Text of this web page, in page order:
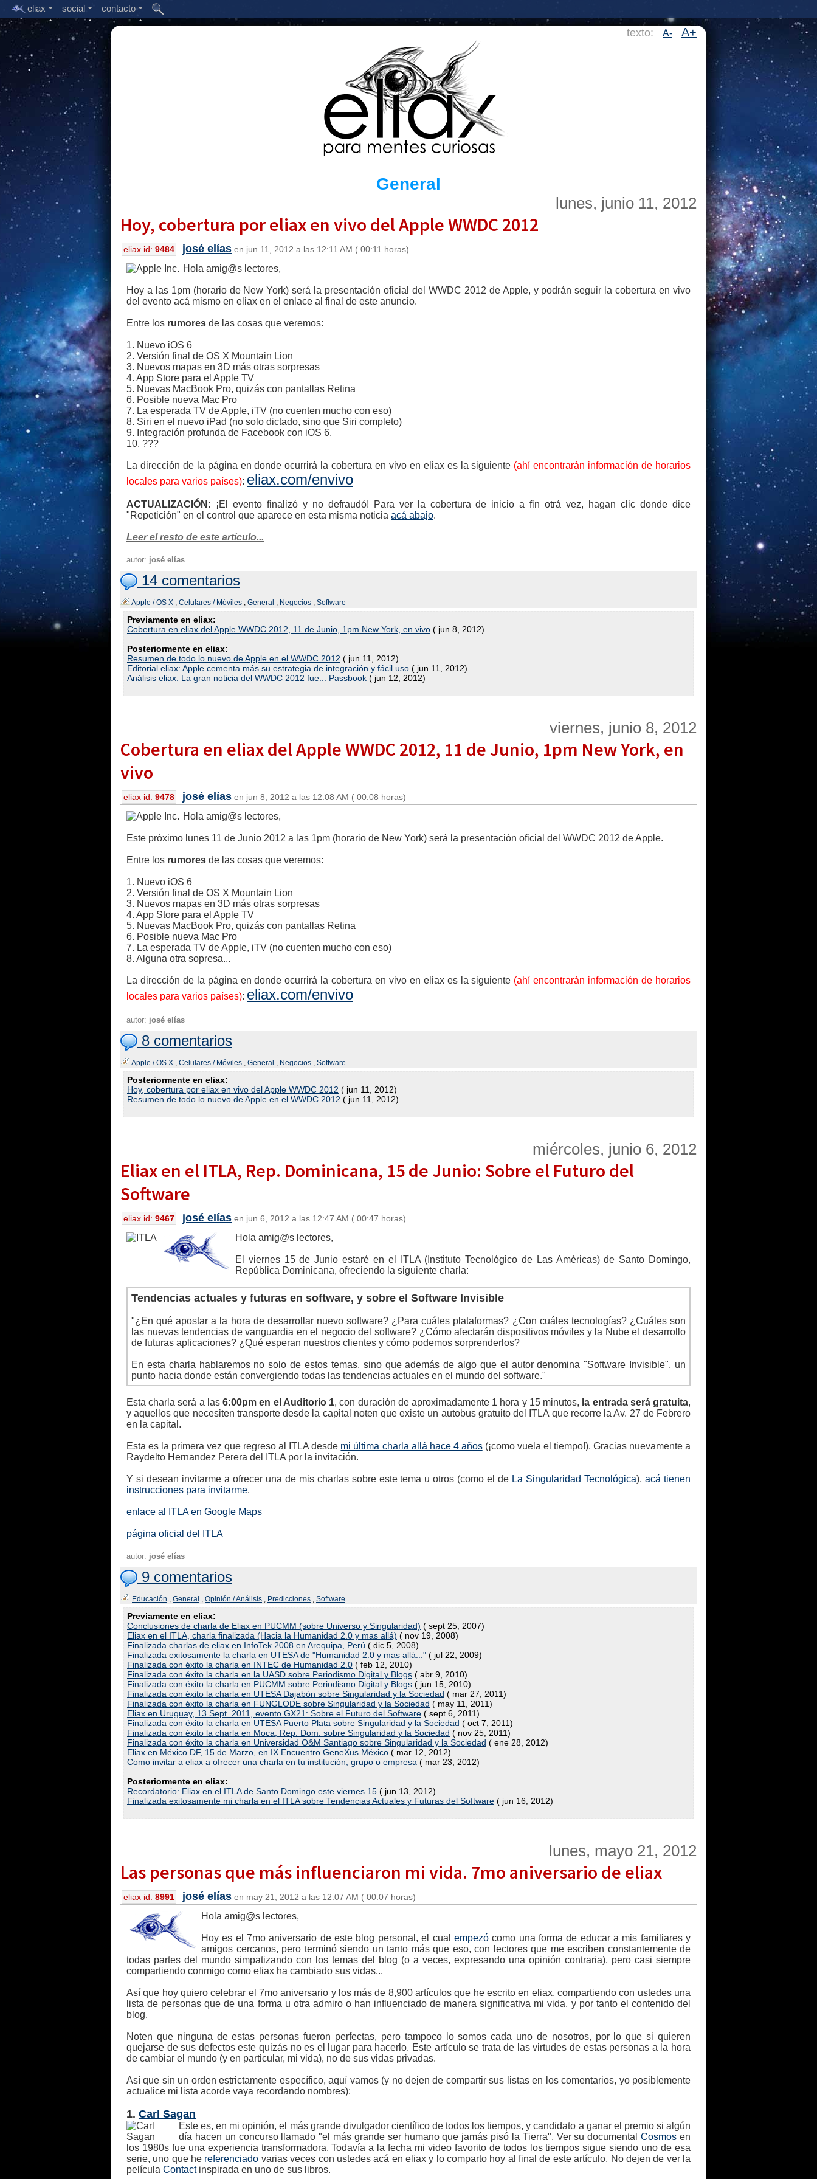
eliax social contacto
texto: A- A+
General
lunes, junio 11, 2012
Hoy, cobertura por eliax en vivo del Apple WWDC 2012
eliax id: 9484 josé elías en jun 11, 2012 a las 12:11 AM ( 00:11 horas)
Hola amig@s lectores,
Hoy a las 1pm (horario de New York) será la presentación oficial del WWDC 2012 de Apple, y podrán seguir la cobertura en vivo
del evento acá mismo en eliax en el enlace al final de este anuncio.
Entre los rumores de las cosas que veremos:
1. Nuevo iOS 6
2. Versión final de OS X Mountain Lion
3. Nuevos mapas en 3D más otras sorpresas
4. App Store para el Apple TV
5. Nuevas MacBook Pro, quizás con pantallas Retina
6. Posible nueva Mac Pro
7. La esperada TV de Apple, iTV (no cuenten mucho con eso)
8. Siri en el nuevo iPad (no solo dictado, sino que Siri completo)
9. Integración profunda de Facebook con iOS 6.
10. ???
La dirección de la página en donde ocurrirá la cobertura en vivo en eliax es la siguiente (ahí encontrarán información de horarios
locales para varios países): eliax.com/envivo
ACTUALIZACIÓN: ¡El evento finalizó y no defraudó! Para ver la cobertura de inicio a fin otrá vez, hagan clic donde dice
"Repetición" en el control que aparece en esta misma noticia acá abajo.
Leer el resto de este artículo...
autor: josé elías
14 comentarios
Apple / OS X , Celulares / Móviles , General , Negocios , Software
Previamente en eliax:
Cobertura en eliax del Apple WWDC 2012, 11 de Junio, 1pm New York, en vivo ( jun 8, 2012)
Posteriormente en eliax:
Resumen de todo lo nuevo de Apple en el WWDC 2012 ( jun 11, 2012)
Editorial eliax: Apple cementa más su estrategia de integración y fácil uso ( jun 11, 2012)
Análisis eliax: La gran noticia del WWDC 2012 fue... Passbook ( jun 12, 2012)
viernes, junio 8, 2012
Cobertura en eliax del Apple WWDC 2012, 11 de Junio, 1pm New York, en
vivo
eliax id: 9478 josé elías en jun 8, 2012 a las 12:08 AM ( 00:08 horas)
Hola amig@s lectores,
Este próximo lunes 11 de Junio 2012 a las 1pm (horario de New York) será la presentación oficial del WWDC 2012 de Apple.
Entre los rumores de las cosas que veremos:
1. Nuevo iOS 6
2. Versión final de OS X Mountain Lion
3. Nuevos mapas en 3D más otras sorpresas
4. App Store para el Apple TV
5. Nuevas MacBook Pro, quizás con pantallas Retina
6. Posible nueva Mac Pro
7. La esperada TV de Apple, iTV (no cuenten mucho con eso)
8. Alguna otra sopresa...
La dirección de la página en donde ocurrirá la cobertura en vivo en eliax es la siguiente (ahí encontrarán información de horarios
locales para varios países): eliax.com/envivo
autor: josé elías
8 comentarios
Apple / OS X , Celulares / Móviles , General , Negocios , Software
Posteriormente en eliax:
Hoy, cobertura por eliax en vivo del Apple WWDC 2012 ( jun 11, 2012)
Resumen de todo lo nuevo de Apple en el WWDC 2012 ( jun 11, 2012)
miércoles, junio 6, 2012
Eliax en el ITLA, Rep. Dominicana, 15 de Junio: Sobre el Futuro del
Software
eliax id: 9467 josé elías en jun 6, 2012 a las 12:47 AM ( 00:47 horas)
Hola amig@s lectores,
El viernes 15 de Junio estaré en el ITLA (Instituto Tecnológico de Las Américas) de Santo Domingo,
República Dominicana, ofreciendo la siguiente charla:
Tendencias actuales y futuras en software, y sobre el Software Invisible
"¿En qué apostar a la hora de desarrollar nuevo software? ¿Para cuáles plataformas? ¿Con cuáles tecnologías? ¿Cuáles son
las nuevas tendencias de vanguardia en el negocio del software? ¿Cómo afectarán dispositivos móviles y la Nube el desarrollo
de futuras aplicaciones? ¿Qué esperan nuestros clientes y cómo podemos sorprenderlos?
En esta charla hablaremos no solo de estos temas, sino que además de algo que el autor denomina "Software Invisible", un
punto hacia donde están convergiendo todas las tendencias actuales en el mundo del software."
Esta charla será a las6:00pm en el Auditorio 1, con duración de aproximadamente 1 hora y 15 minutos, la entrada será gratuita,
y aquellos que necesiten transporte desde la capital noten que existe un autobus gratuito del ITLA que recorre la Av. 27 de Febrero
en la capital.
Esta es la primera vez que regreso al ITLA desde mi última charla allá hace 4 años(¡como vuela el tiempo!). Gracias nuevamente a
Raydelto Hernandez Perera del ITLA por la invitación.
Y si desean invitarme a ofrecer una de mis charlas sobre este tema u otros (como el de La Singularidad Tecnológica),acá tienen
instrucciones para invitarme.
enlace al ITLA en Google Maps
página oficial del ITLA
autor: josé elías
9 comentarios
Educación , General , Opinión / Análisis , Predicciones , Software
Previamente en eliax:
Conclusiones de charla de Eliax en PUCMM (sobre Universo y Singularidad) ( sept 25, 2007)
Eliax en el ITLA, charla finalizada (Hacia la Humanidad 2.0 y mas allá) ( nov 19, 2008)
Finalizada charlas de eliax en InfoTek 2008 en Arequipa, Perú ( dic 5, 2008)
Finalizada exitosamente la charla en UTESA de "Humanidad 2.0 y mas allá..." ( jul 22, 2009)
Finalizada con éxito la charla en INTEC de Humanidad 2.0 ( feb 12, 2010)
Finalizada con éxito la charla en la UASD sobre Periodismo Digital y Blogs ( abr 9, 2010)
Finalizada con éxito la charla en PUCMM sobre Periodismo Digital y Blogs ( jun 15, 2010)
Finalizada con éxito la charla en UTESA Dajabón sobre Singularidad y la Sociedad ( mar 27, 2011)
Finalizada con éxito la charla en FUNGLODE sobre Singularidad y la Sociedad ( may 11, 2011)
Eliax en Uruguay, 13 Sept. 2011, evento GX21: Sobre el Futuro del Software ( sept 6, 2011)
Finalizada con éxito la charla en UTESA Puerto Plata sobre Singularidad y la Sociedad ( oct 7, 2011)
Finalizada con éxito la charla en Moca, Rep. Dom. sobre Singularidad y la Sociedad ( nov 25, 2011)
Finalizada con éxito la charla en Universidad O&M Santiago sobre Singularidad y la Sociedad ( ene 28, 2012)
Eliax en México DF, 15 de Marzo, en IX Encuentro GeneXus México ( mar 12, 2012)
Como invitar a eliax a ofrecer una charla en tu institución, grupo o empresa ( mar 23, 2012)
Posteriormente en eliax:
Recordatorio: Eliax en el ITLA de Santo Domingo este viernes 15 ( jun 13, 2012)
Finalizada exitosamente mi charla en el ITLA sobre Tendencias Actuales y Futuras del Software ( jun 16, 2012)
lunes, mayo 21, 2012
Las personas que más influenciaron mi vida. 7mo aniversario de eliax
eliax id: 8991 josé elías en may 21, 2012 a las 12:07 AM ( 00:07 horas)
Hola amig@s lectores,
Hoy es el 7mo aniversario de este blog personal, el cual empezócomo una forma de educar a mis familiares y
amigos cercanos, pero terminó siendo un tanto más que eso, con lectores que me escriben constantemente de
todas partes del mundo simpatizando con los temas del blog (o a veces, expresando una opinión contraria), pero casi siempre
compartiendo conmigo como eliax ha cambiado sus vidas...
Así que hoy quiero celebrar el 7mo aniversario y los más de 8,900 artículos que he escrito en eliax, compartiendo con ustedes una
lista de personas que de una forma u otra admiro o han influenciado de manera significativa mi vida, y por tanto el contenido del
blog.
Noten que ninguna de estas personas fueron perfectas, pero tampoco lo somos cada uno de nosotros, por lo que si quieren
quejarse de sus defectos este quizás no es el lugar para hacerlo. Este artículo se trata de las virtudes de estas personas a la hora
de cambiar el mundo (y en particular, mi vida), no de sus vidas privadas.
Así que sin un orden estrictamente específico, aquí vamos (y no dejen de compartir sus listas en los comentarios, yo posiblemente
actualice mi lista acorde vaya recordando nombres):
1. Carl Sagan
Este es, en mi opinión, el más grande divulgador científico de todos los tiempos, y candidato a ganar el premio si algún
día hacen un concurso llamado "el más grande ser humano que jamás pisó la Tierra". Ver su documentalCosmos en
los 1980s fue una experiencia transformadora. Todavía a la fecha mi video favorito de todos los tiempos sigue siendo uno de esa
serie, uno que he referenciado varias veces con ustedes acá en eliax y lo comparto hoy al final de este artículo. No dejen de ver la
película Contactinspirada en uno de sus libros.